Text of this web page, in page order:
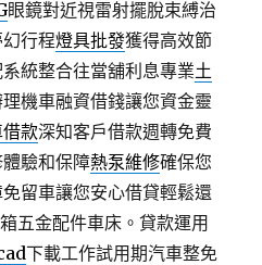
眼鏡對近視雷射擺脫束縛治
行程燈具批發獲得高效節
統整合往當舖利息專業土
機車融資借錢讓您資金靈
款深知客戶借款週轉免費
驗和保障熱泵維修確保您
留車讓您安心借貸輕鬆還
五金配件車床。貸款運用
下載工作試用期汽車整免